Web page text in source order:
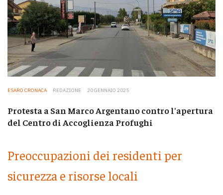
ESARO CRONACA REDAZIONE 20 GENNAIO 2025
Protesta a San Marco Argentano contro l'apertura
del Centro di Accoglienza Profughi
Preoccupazioni dei residenti per
sicurezza e risorse locali